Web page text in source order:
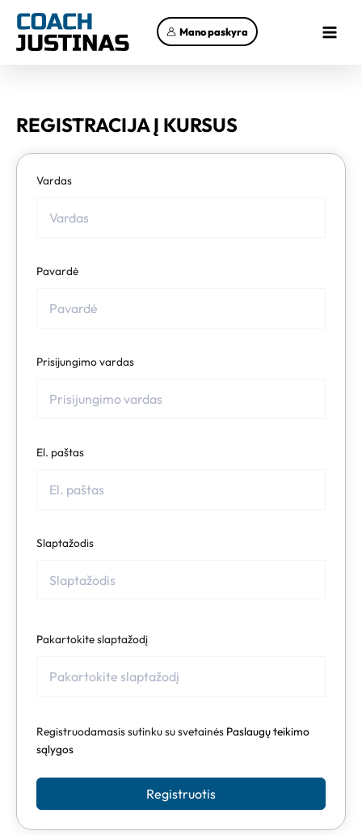
prie
turinio
Mano paskyra
Menu
REGISTRACIJA Į KURSUS
Vardas
Pavardė
Prisijungimo vardas
El. paštas
Slaptažodis
Pakartokite slaptažodį
Registruodamasis sutinku su svetainės Paslaugų teikimo
sąlygos
Registruotis